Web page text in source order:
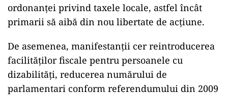
ordonanței privind taxele locale, astfel încât
primarii să aibă din nou libertate de acțiune.
De asemenea, manifestanții cer reintroducerea
facilităților fiscale pentru persoanele cu
dizabilități, reducerea numărului de
parlamentari conform referendumului din 2009